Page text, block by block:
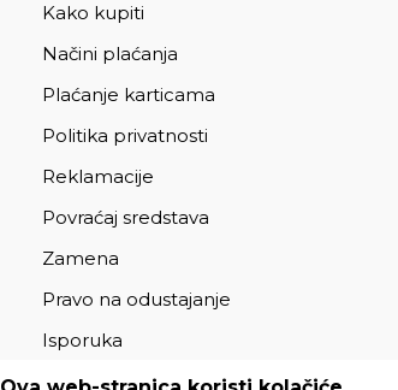
Kako kupiti
Načini plaćanja
Plaćanje karticama
Politika privatnosti
Reklamacije
Povraćaj sredstava
Zamena
Pravo na odustajanje
Isporuka